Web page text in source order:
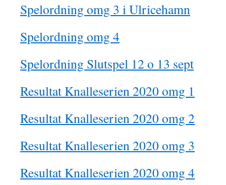
Spelordning omg 3 i Ulricehamn
Spelordning omg 4
Spelordning Slutspel 12 o 13 sept
Resultat Knalleserien 2020 omg 1
Resultat Knalleserien 2020 omg 2
Resultat Knalleserien 2020 omg 3
Resultat Knalleserien 2020 omg 4